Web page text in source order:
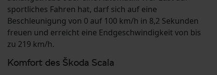
sportliches Fahren hat, darf sich auf eine
Beschleunigung von 0 auf 100 km/h in 8,2 Sekunden
freuen und erreicht eine Endgeschwindigkeit von bis
zu 219 km/h.
Komfort des Škoda Scala